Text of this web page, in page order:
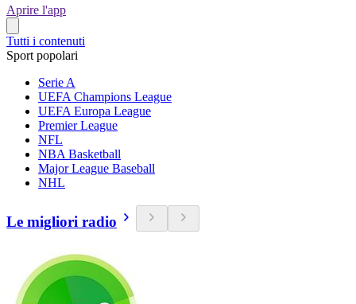
Aprire l'app
Tutti i contenuti
Sport popolari
Serie A
UEFA Champions League
UEFA Europa League
Premier League
NFL
NBA Basketball
Major League Baseball
NHL
Le migliori radio